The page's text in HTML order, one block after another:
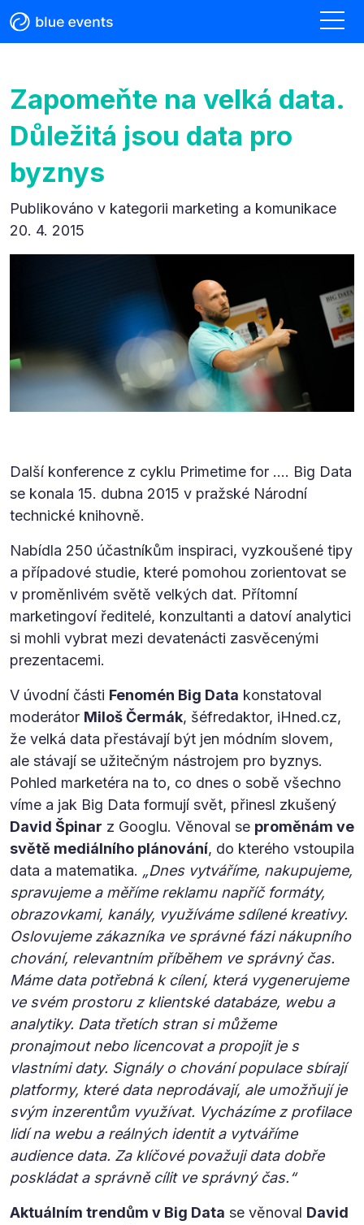
Zapomeňte na velká data.
Důležitá jsou data pro
byznys
Publikováno v kategorii marketing a komunikace
20. 4. 2015
Další konference z cyklu Primetime for …. Big Data
se konala 15. dubna 2015 v pražské Národní
technické knihovně.
Nabídla 250 účastníkům inspiraci, vyzkoušené tipy
a případové studie, které pomohou zorientovat se
v proměnlivém světě velkých dat. Přítomní
marketingoví ředitelé, konzultanti a datoví analytici
si mohli vybrat mezi devatenácti zasvěcenými
prezentacemi.
V úvodní části Fenomén Big Data konstatoval
moderátor Miloš Čermák, šéfredaktor, iHned.cz,
že velká data přestávají být jen módním slovem,
ale stávají se užitečným nástrojem pro byznys.
Pohled marketéra na to, co dnes o sobě všechno
víme a jak Big Data formují svět, přinesl zkušený
David Špinar z Googlu. Věnoval se proměnám ve
světě mediálního plánování, do kterého vstoupila
data a matematika. „Dnes vytváříme, nakupujeme,
spravujeme a měříme reklamu napříč formáty,
obrazovkami, kanály, využíváme sdílené kreativy.
Oslovujeme zákazníka ve správné fázi nákupního
chování, relevantním příběhem ve správný čas.
Máme data potřebná k cílení, která vygenerujeme
ve svém prostoru z klientské databáze, webu a
analytiky. Data třetích stran si můžeme
pronajmout nebo licencovat a propojit je s
vlastními daty. Signály o chování populace sbírají
platformy, které data neprodávají, ale umožňují je
svým inzerentům využívat. Vycházíme z profilace
lidí na webu a reálných identit a vytváříme
audience data. Za klíčové považuji data dobře
poskládat a správně cílit ve správný čas.“
Aktuálním trendům v Big Data se věnoval David